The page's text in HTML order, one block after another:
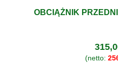
OBCIĄŻNIK
(netto: